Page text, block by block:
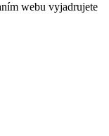
webu vyjadrujete